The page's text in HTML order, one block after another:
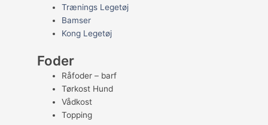
Trænings Legetøj
Bamser
Kong Legetøj
Foder
Råfoder – barf
Tørkost Hund
Vådkost
Topping